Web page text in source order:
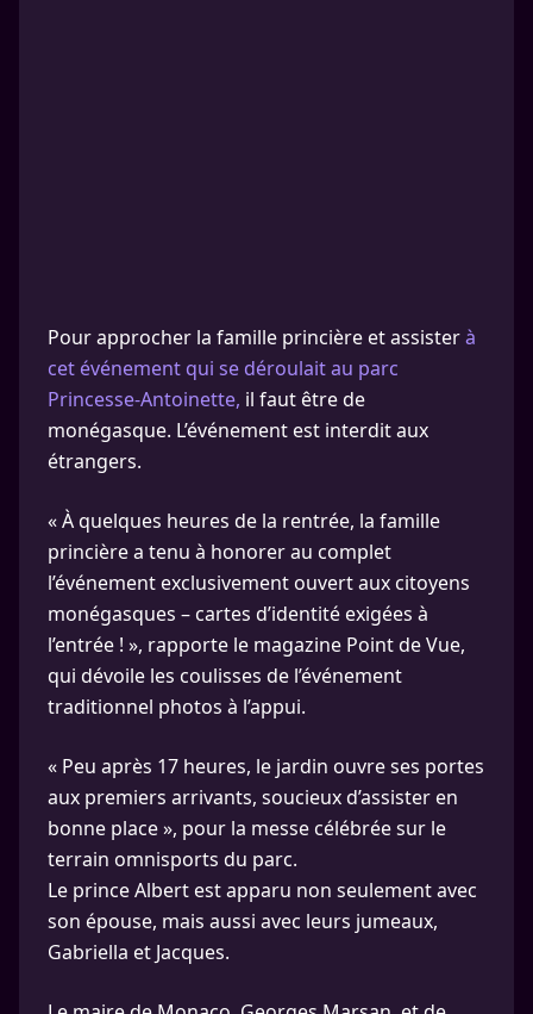
Pour approcher la famille princière et assisterà
cet événement qui se déroulait au parc
Princesse-Antoinette, il faut être de
monégasque. L’événement est interdit aux
étrangers.
« À quelques heures de la rentrée, la famille
princière a tenu à honorer au complet
l’événement exclusivement ouvert aux citoyens
monégasques – cartes d’identité exigées à
l’entrée ! », rapporte le magazine Point de Vue,
qui dévoile les coulisses de l’événement
traditionnel photos à l’appui.
« Peu après 17 heures, le jardin ouvre ses portes
aux premiers arrivants, soucieux d’assister en
bonne place », pour la messe célébrée sur le
terrain omnisports du parc.
Le prince Albert est apparu non seulement avec
son épouse, mais aussi avec leurs jumeaux,
Gabriella et Jacques.